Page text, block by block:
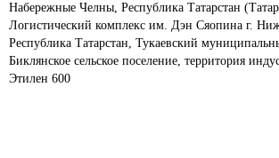
Набережные Челны, Республика Татарстан
Логистический комплекс им. Дэн Сяопина г.
Республика Татарстан, Тукаевский
Биклянское сельское поселение, территория
Этилен 600